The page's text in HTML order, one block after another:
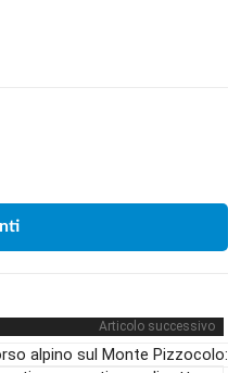
Articolo successivo
alpino sul Monte Pizzocolo: